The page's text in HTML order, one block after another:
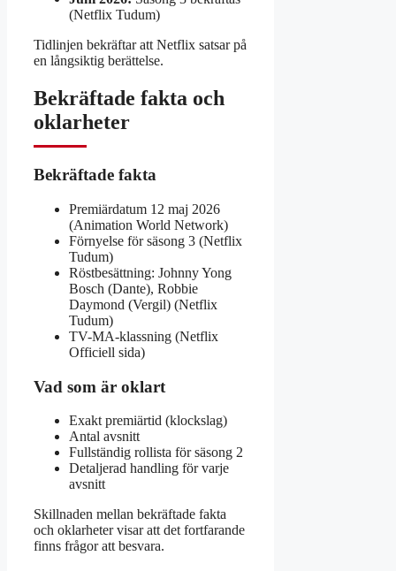
(Netflix Tudum)
Tidlinjen bekräftar att Netflix satsar på
en långsiktig berättelse.
Bekräftade fakta och
oklarheter
Bekräftade fakta
Premiärdatum 12 maj 2026
(Animation World Network)
Förnyelse för säsong 3 (Netflix
Tudum)
Röstbesättning: Johnny Yong
Bosch (Dante), Robbie
Daymond (Vergil) (Netflix
Tudum)
TV-MA-klassning (Netflix
Officiell sida)
Vad som är oklart
Exakt premiärtid (klockslag)
Antal avsnitt
Fullständig rollista för säsong 2
Detaljerad handling för varje
avsnitt
Skillnaden mellan bekräftade fakta
och oklarheter visar att det fortfarande
finns frågor att besvara.